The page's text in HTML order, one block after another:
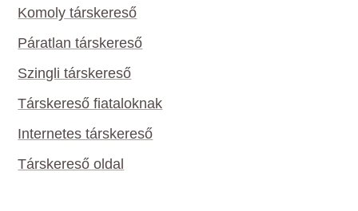
Komoly társkereső
Páratlan társkereső
Szingli társkereső
Társkereső fiataloknak
Internetes társkereső
Társkereső oldal